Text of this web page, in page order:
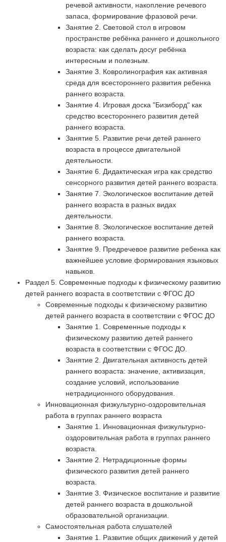
речевой активности, накопление речевого
запаса, формирование фразовой речи.
Занятие 2. Световой стол в игровом
пространстве ребёнка раннего и дошкольного
возраста: как сделать досуг ребёнка
интересным и полезным.
Занятие 3. Ковролинография как активная
среда для всестороннего развития ребенка
раннего возраста.
Занятие 4. Игровая доска "Бизиборд" как
средство всестороннего развития детей
раннего возраста.
Занятие 5. Развитие речи детей раннего
возраста в процессе двигательной
деятельности.
Занятие 6. Дидактическая игра как средство
сенсорного развития детей раннего возраста.
Занятие 7. Экологическое воспитание детей
раннего возраста в разных видах
деятельности.
Занятие 8. Экологическое воспитание детей
раннего возраста.
Занятие 9. Предречевое развитие ребенка как
важнейшее условие формирования языковых
навыков.
Раздел 5. Современные подходы к физическому развитию
детей раннего возраста в соответствии с ФГОС ДО
Современные подходы к физическому развитию
детей раннего возраста в соответствии с ФГОС ДО
Занятие 1. Современные подходы к
физическому развитию детей раннего
возраста в соответствии с ФГОС ДО.
Занятие 2. Двигательная активность детей
раннего возраста: значение, активизация,
создание условий, использование
нетрадиционного оборудования.
Инновационная физкультурно-оздоровительная
работа в группах раннего возраста
Занятие 1. Инновационная физкультурно-
оздоровительная работа в группах раннего
возраста.
Занятие 2. Нетрадиционные формы
физического развития детей раннего
возраста.
Занятие 3. Физическое воспитание и развитие
детей раннего возраста в дошкольной
образовательной организации.
Самостоятельная работа слушателей
Занятие 1. Развитие общих движений у детей